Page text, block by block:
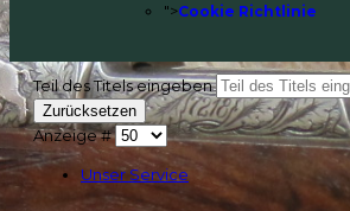
">Cookie Richtlinie
Teil des Titels eingeben
Zurücksetzen
Anzeige #
Unser Service